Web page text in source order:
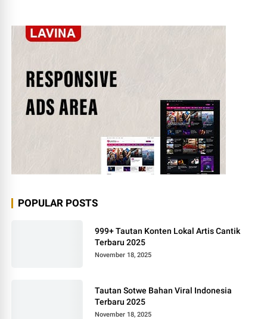
POPULAR POSTS
999+ Tautan Konten Lokal Artis Cantik
Terbaru 2025
November 18, 2025
Tautan Sotwe Bahan Viral Indonesia
Terbaru 2025
November 18, 2025